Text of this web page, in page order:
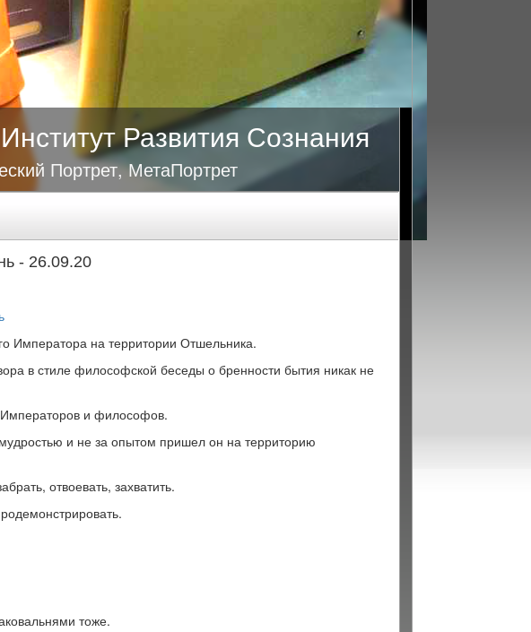
Развития Сознания
Портрет, МетаПортрет
- 26.09.20
Императора на территории Отшельника.
в стиле философской беседы о бренности бытия никак не
и философов.
и не за опытом пришел он на территорию
отвоевать, захватить.
тоже.